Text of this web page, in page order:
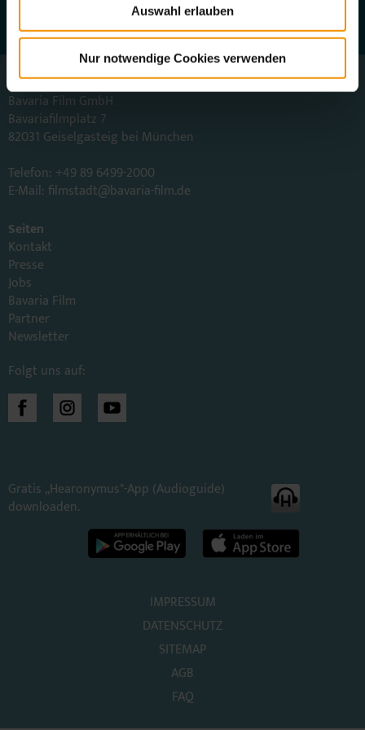
Auswahl erlauben
Nur notwendige Cookies verwenden
Bavaria Filmstadt
Bavaria Film GmbH
Bavariafilmplatz 7
82031 Geiselgasteig bei München
Telefon: +49 89 6499-2000
E-Mail: filmstadt@bavaria-film.de
Seiten
Kontakt
Presse
Jobs
Bavaria Film
Partner
Newsletter
Folgt uns auf:
Gratis „Hearonymus"-App (Audioguide)
downloaden.
IMPRESSUM
DATENSCHUTZ
SITEMAP
AGB
FAQ